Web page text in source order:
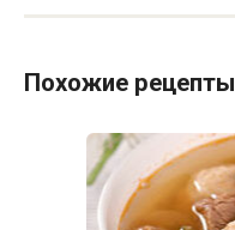
Похожие рецепты